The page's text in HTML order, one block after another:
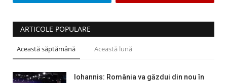
ARTICOLE POPULARE
Această săptămână Această lună
Iohannis: România va găzdui din nou în